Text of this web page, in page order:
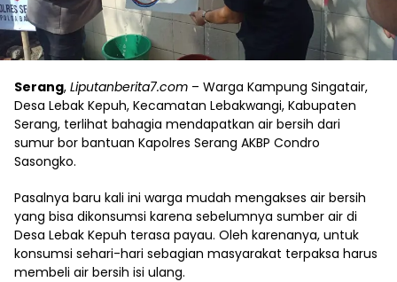
Serang, Liputanberita7.com – Warga Kampung Singatair,
Desa Lebak Kepuh, Kecamatan Lebakwangi, Kabupaten
Serang, terlihat bahagia mendapatkan air bersih dari
sumur bor bantuan Kapolres Serang AKBP Condro
Sasongko.
Pasalnya baru kali ini warga mudah mengakses air bersih
yang bisa dikonsumsi karena sebelumnya sumber air di
Desa Lebak Kepuh terasa payau. Oleh karenanya, untuk
konsumsi sehari-hari sebagian masyarakat terpaksa harus
membeli air bersih isi ulang.